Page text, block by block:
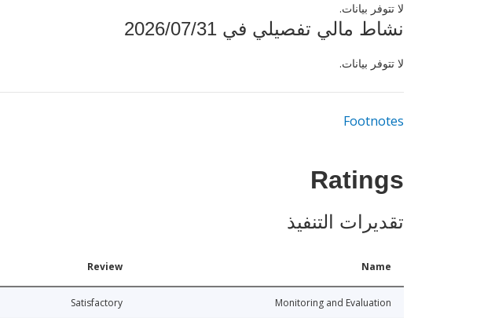
لا تتوفر بيانات.
نشاط مالي تفصيلي في 2026/07/31
لا تتوفر بيانات.
Footnotes
Ratings
تقديرات التنفيذ
Name
Review
Monitoring and Evaluation
Satisfactory